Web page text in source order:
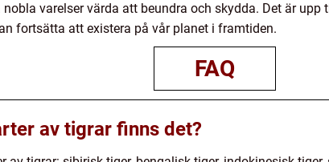
varelser värda att beundra och skydda. Det är
fortsätta att existera på vår planet i framtiden.
FAQ
av tigrar finns det?